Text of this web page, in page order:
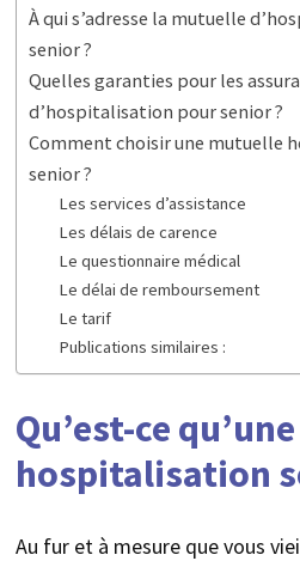
À qui s’adresse la mutuelle
senior ?
Quelles garanties pour les
d’hospitalisation pour senior ?
Comment choisir une mutuelle
senior ?
Les services d’assistance
Les délais de carence
Le questionnaire médical
Le délai de remboursement
Le tarif
Publications similaires :
Qu’est-ce
hospitalisation
Au fur et à mesure que vous